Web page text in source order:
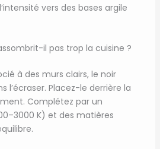
vers des bases argile
il pas trop la cuisine ?
à des murs clairs, le noir
l’écraser. Placez-le derrière la
Complétez par un
K) et des matières